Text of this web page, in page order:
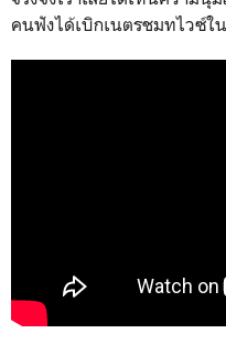
คนฟังได้เบิกเนตรชมทไวซ์